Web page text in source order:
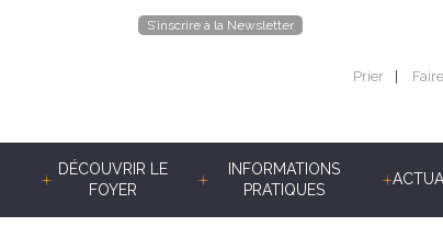
S’inscrire à la Newsletter
Prier
DÉCOUVRIR LE
FOYER
INFORMATIONS
PRATIQUES